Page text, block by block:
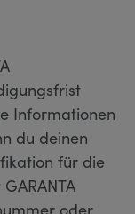
Informationen
du deinen
für die
oder